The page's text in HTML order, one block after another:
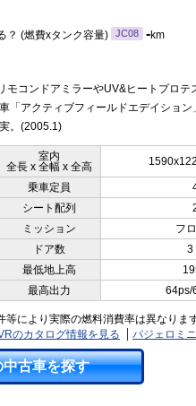
？ (燃費xタンク容量) JC08 -km
モコンドアミラーやUV&ヒートプロテ
「アクティブフィールドエデイション
。(2005.1)
室内
全長 x 全幅 x 全高
乗車定員
シート配列
ミッション
フ
ドア数
3
最低地上高
最高出力 64ps/
により実際の燃料消費率は異なります
のカタログ情報を見る
パジェロミ
古車を探す